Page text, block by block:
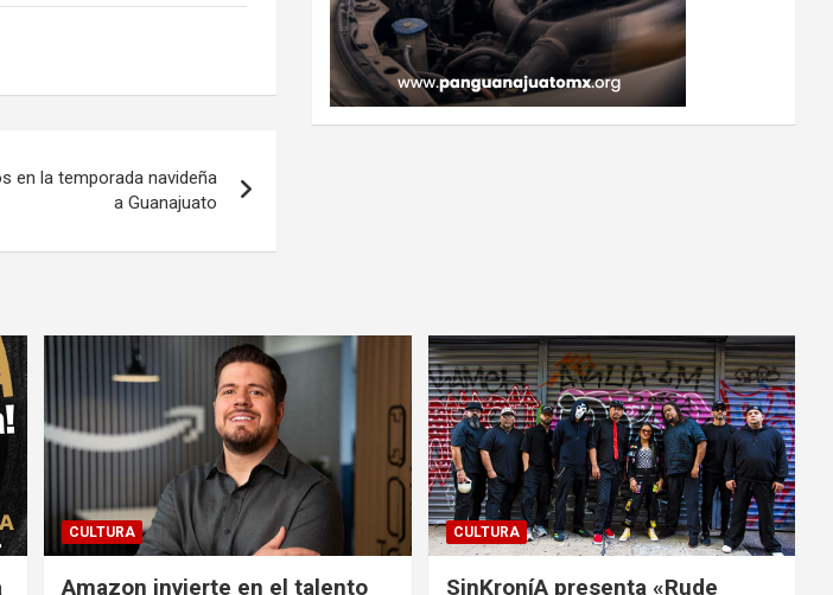
en la temporada navideña
a Guanajuato
CULTURA
Amazon invierte en el talento
CULTURA
SinKroníA presenta «Rude